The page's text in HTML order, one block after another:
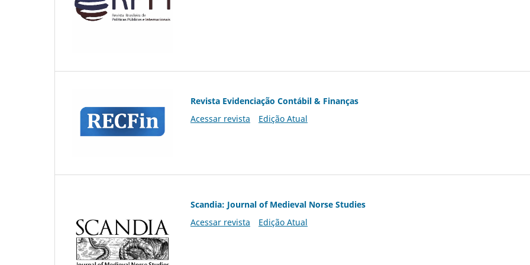
Revista Evidenciação Contábil & Finanças
Acessar revista
Edição Atual
Scandia: Journal of Medieval Norse Studies
Acessar revista
Edição Atual